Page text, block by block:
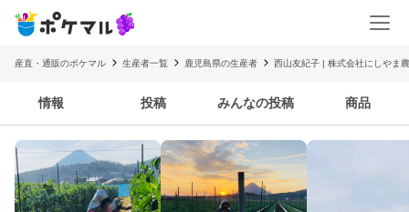
産直・通販のポケマル 生産者一覧 鹿児島県の生産者 西山友紀子 | 株式会社にしやま
情報 投稿 みんなの投稿 商品